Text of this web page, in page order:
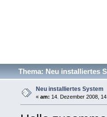
Thema: Neu installiertes
Neu installiertes System
« am: 14. Dezember 2008,